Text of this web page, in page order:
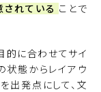
れている ことで
的に合わせてサイ
状態からレイアウ
出発点にして、文